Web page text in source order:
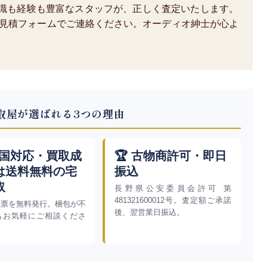
経験も豊富なスタッフが、正しく査定いたします。
積フォームでご連絡ください。オーディオ紳士が心よ
屋が選ばれる3つの理由
対応・買取成
送料無料の宅
を無料発行。梱包が不
お気軽にご相談くださ
🏆 古物商許可・即日
振込
長野県公安委員会許可 第
481321600012号。査定額ご承諾
後、翌営業日振込。